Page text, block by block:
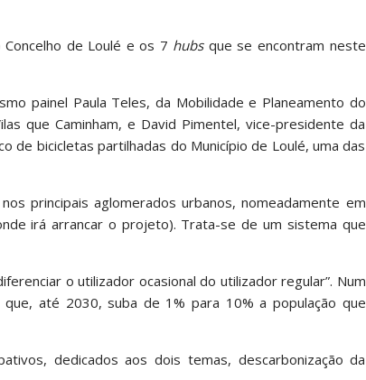
de Loulé e os 7 hubsque se encontram neste
painel Paula Teles, da Mobilidade e Planeamento do
que Caminham, e David Pimentel, vice-presidente da
de bicicletas partilhadas do Município de Loulé, uma das
principais aglomerados urbanos, nomeadamente em
irá arrancar o projeto). Trata-se de um sistema que
o utilizador ocasional do utilizador regular”. Num
até 2030, suba de 1% para 10% a população que
dedicados aos dois temas, descarbonização da